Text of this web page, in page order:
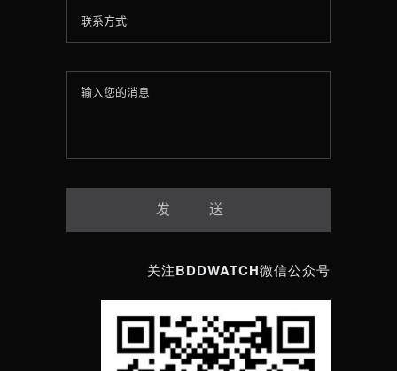
关注BDDWATCH微信公众号